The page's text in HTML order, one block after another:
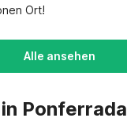
Ort!
Alle ansehen
Ponferrada